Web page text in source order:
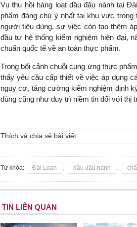
Vụ thu hồi hàng loạt dầu đậu nành tại
phẩm đáng chú ý nhất tại khu vực
người tiêu dùng, sự việc còn tạo thêm
đầu tư hệ thống kiểm nghiệm hiện đại,
chuẩn quốc tế về an toàn thực phẩm.
Trong bối cảnh chuỗi cung ứng thực
thấy yêu cầu cấp thiết về việc áp dụng
nguy cơ, tăng cường kiểm nghiệm định
dùng cũng như duy trì niềm tin đối với thị
Thích và chia sẻ bài viết:
Từ khóa: Đài Loan , dầu đậu nành ,
TIN LIÊN QUAN